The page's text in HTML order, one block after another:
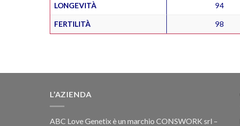
LONGEVITÀ 94
FERTILITÀ 98
L’AZIENDA
ABC Love Genetix è un marchio CONSWORK srl –